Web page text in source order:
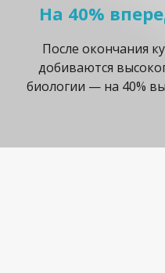
На 40%
После окончания
добиваются
биологии — на 40%